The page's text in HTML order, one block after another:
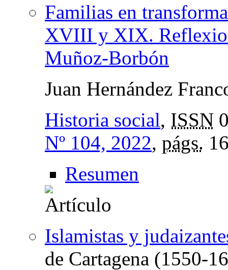
Familias en
XVIII y XIX.
Muñoz-Borbón
Juan Hernández
Historia social, ISSN
Nº 104, 2022, págs.
Resumen
Islamistas y
de Cartagena (1550-